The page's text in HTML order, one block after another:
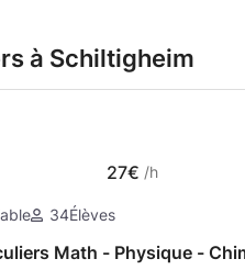
à Schiltigheim
27€ /h
34Élèves
Math - Physique -